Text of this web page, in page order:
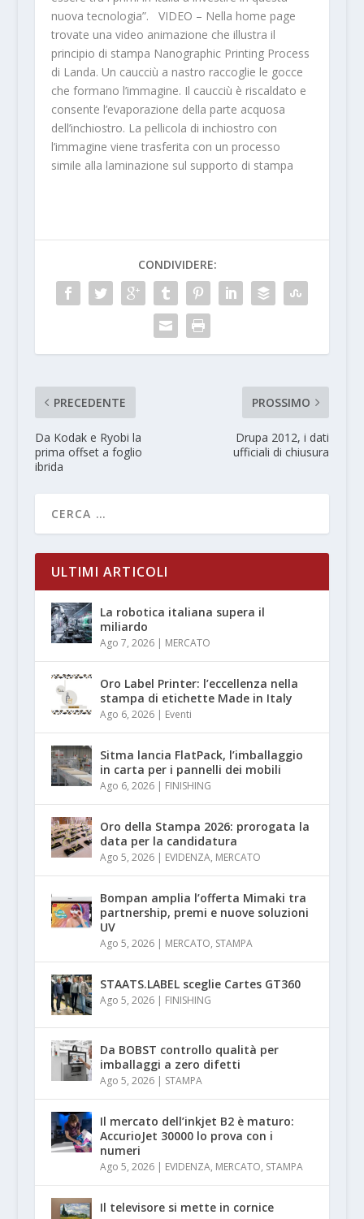
nuova tecnologia”. VIDEO – Nella home page
trovate una video animazione che illustra il
principio di stampa Nanographic Printing Process
di Landa. Un caucciù a nastro raccoglie le gocce
che formano l’immagine. Il caucciù è riscaldato e
consente l’evaporazione della parte acquosa
dell’inchiostro. La pellicola di inchiostro con
l’immagine viene trasferita con un processo
simile alla laminazione sul supporto di stampa
CONDIVIDERE:
PRECEDENTE
Da Kodak e Ryobi la
prima offset a foglio
ibrida
PROSSIMO
Drupa 2012, i dati
ufficiali di chiusura
ULTIMI ARTICOLI
La robotica italiana supera il
miliardo
Ago 7, 2026| MERCATO
Oro Label Printer: l’eccellenza nella
stampa di etichette Made in Italy
Ago 6, 2026| Eventi
Sitma lancia FlatPack, l’imballaggio
in carta per i pannelli dei mobili
Ago 6, 2026| FINISHING
Oro della Stampa 2026: prorogata la
data per la candidatura
Ago 5, 2026| EVIDENZA, MERCATO
Bompan amplia l’offerta Mimaki tra
partnership, premi e nuove soluzioni
UV
Ago 5, 2026| MERCATO, STAMPA
STAATS.LABEL sceglie Cartes GT360
Ago 5, 2026| FINISHING
Da BOBST controllo qualità per
imballaggi a zero difetti
Ago 5, 2026| STAMPA
Il mercato dell’inkjet B2 è maturo:
AccurioJet 30000 lo prova con i
numeri
Ago 5, 2026| EVIDENZA, MERCATO, STAMPA
Il televisore si mette in cornice